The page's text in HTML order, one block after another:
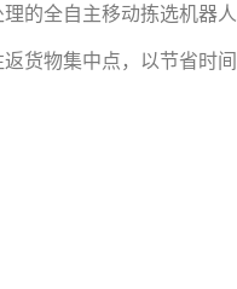
的全自主移动拣选机器人
货物集中点，以节省时间